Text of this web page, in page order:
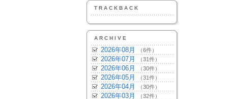
TRACKBACK
ARCHIVE
2026年08月 （6件）
2026年07月 （31件）
2026年06月 （30件）
2026年05月 （31件）
2026年04月 （30件）
2026年03月 （32件）